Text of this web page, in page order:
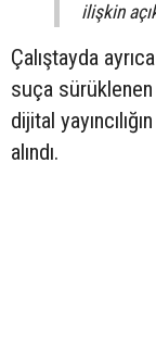
ilişkin
Çalıştayda
suça
dijital
alındı.